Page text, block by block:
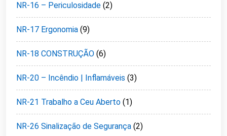
NR-16 – Periculosidade (2)
NR-17 Ergonomia (9)
NR-18 CONSTRUÇÃO (6)
NR-20 – Incêndio | Inflamáveis (3)
NR-21 Trabalho a Ceu Aberto (1)
NR-26 Sinalização de Segurança (2)